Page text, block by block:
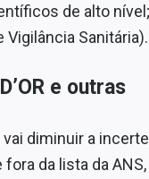
de alto nível;
Vigilância Sanitária).
e outras
diminuir a
da lista da